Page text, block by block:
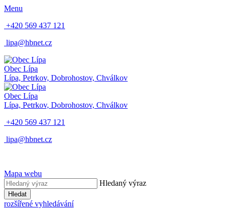
Menu
+420 569 437 121
lipa@hbnet.cz
Obec Lípa
Lípa, Petrkov, Dobrohostov, Chválkov
Obec Lípa
Lípa, Petrkov, Dobrohostov, Chválkov
+420 569 437 121
lipa@hbnet.cz
Mapa webu
Hledaný výraz
Hledat
rozšířené vyhledávání